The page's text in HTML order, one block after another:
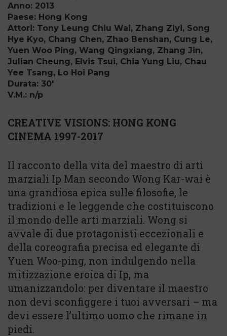
Anno: 2013
Paese: Hong Kong
Attori: Tony Leung Chiu Wai, Zhang Ziyi, Song
Hye Kyo, Chang Chen, Zhao Benshan, Cung Le,
Yuen Woo Ping, Wang Qingxiang, Zhang Jin,
Julian Cheung, Elvis Tsui, Chia Yung Liu, Chau
Yee Tsang, Lo Hoi Pang
Durata: 30'
V.M.: n/p
CREATIVE VISIONS: HONG KONG
CINEMA 1997-2017
Il racconto della vita del maestro di arti
marziali Ip Man secondo Wong Kar-wai è
una grandiosa epica sulle filosofie, le
tradizioni e le leggende che costituiscono
il mondo delle arti marziali. Wong si
avvale di due protagonisti eccezionali e
della coreografia precisa ed elegante di
Yuen Woo-ping, non indulgendo nella
mitizzazione eroica di Ip, ma
umanizzandolo: per diventare il maestro
non devi sconfiggere i tuoi avversari – ma
devi essere l’ultimo uomo che rimane in
piedi.